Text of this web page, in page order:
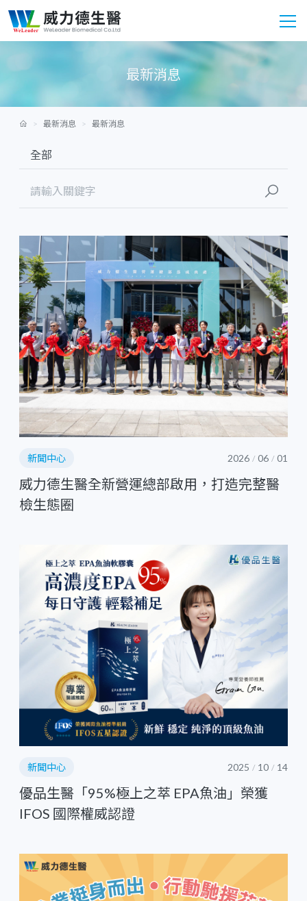
最新消息
最新消息 最新消息
新聞中心 2026 / 06 / 01
威力德生醫全新營運總部啟用，打造完整醫
檢生態圈
新聞中心 2025 / 10 / 14
優品生醫「95%極上之萃 EPA魚油」榮獲
IFOS 國際權威認證